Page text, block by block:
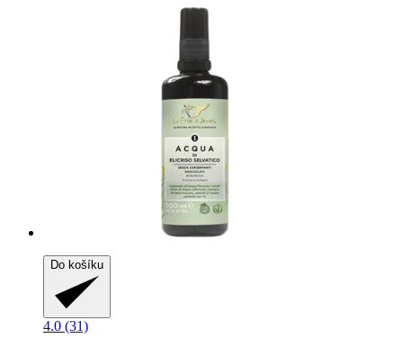
Do košíku
4.0 (31)